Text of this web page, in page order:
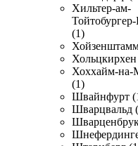
Хильтер-ам-
(1)
Хоххайм-на-
(1)
Швайнфурт
Шварцвальд